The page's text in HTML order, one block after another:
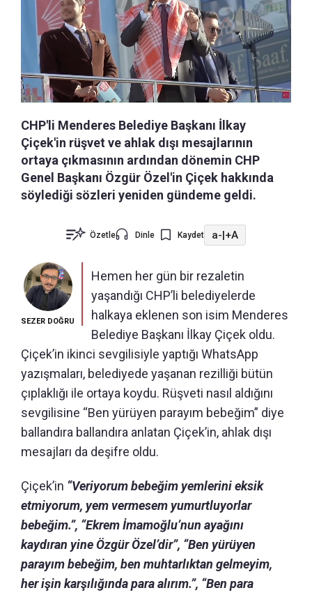
CHP'li Menderes Belediye Başkanı İlkay
Çiçek'in rüşvet ve ahlak dışı mesajlarının
ortaya çıkmasının ardından dönemin CHP
Genel Başkanı Özgür Özel'in Çiçek hakkında
söylediği sözleri yeniden gündeme geldi.
Özetle Dinle Kaydet a-|+A
SEZER DOĞRU
Hemen her gün bir rezaletin
yaşandığı CHP’li belediyelerde
halkaya eklenen son isim Menderes
Belediye Başkanı İlkay Çiçek oldu.
Çiçek’in ikinci sevgilisiyle yaptığı WhatsApp
yazışmaları, belediyede yaşanan rezilliği bütün
çıplaklığı ile ortaya koydu. Rüşveti nasıl aldığını
sevgilisine “Ben yürüyen parayım bebeğim” diye
ballandıra ballandıra anlatan Çiçek’in, ahlak dışı
mesajları da deşifre oldu.
Çiçek’in “Veriyorum bebeğim yemlerini eksik
etmiyorum, yem vermesem yumurtluyorlar
bebeğim.”, “Ekrem İmamoğlu’nun ayağını
kaydıran yine Özgür Özel’dir”, “Ben yürüyen
parayım bebeğim, ben muhtarlıktan gelmeyim,
her işin karşılığında para alırım.”, “Ben para